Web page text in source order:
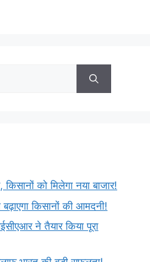
को मिलेगा नया बाजार!
किसानों की आमदनी!
ने तैयार किया पूरा